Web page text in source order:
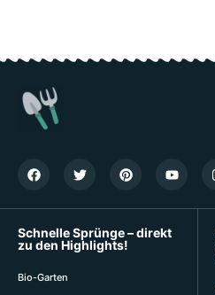
Schnelle Sprünge – direkt
zu den Highlights!
Bio-Garten